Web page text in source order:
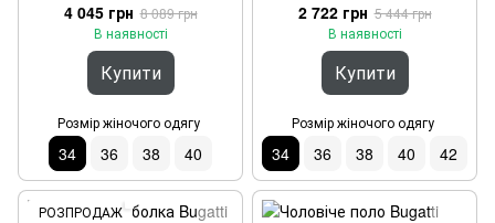
4 045 грн 8 089 грн
В наявності
Купити
Розмір жіночого одягу
34 36 38 40
2 722 грн 5 444 грн
В наявності
Купити
Розмір жіночого одягу
34 36 38 40 42
РОЗПРОДАЖ